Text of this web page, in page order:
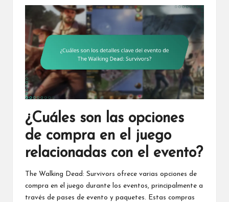
¿Cuáles son las opciones
de compra en el juego
relacionadas con el evento?
The Walking Dead: Survivors ofrece varias opciones de
compra en el juego durante los eventos, principalmente a
través de pases de evento y paquetes. Estas compras